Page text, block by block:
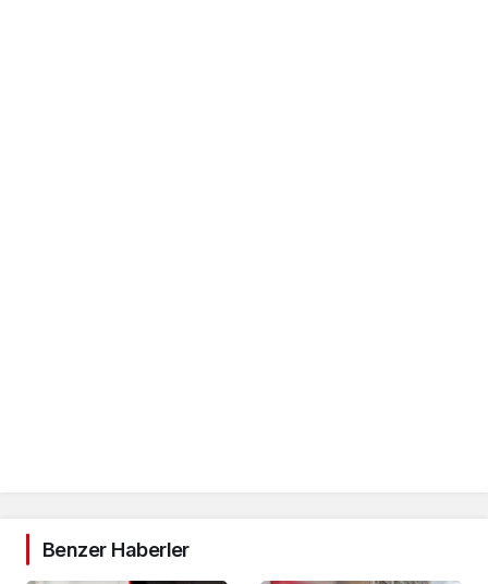
Benzer Haberler